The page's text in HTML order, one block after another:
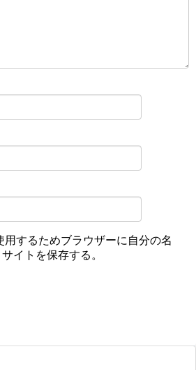
用するためブラウザーに自分の名
イトを保存する。